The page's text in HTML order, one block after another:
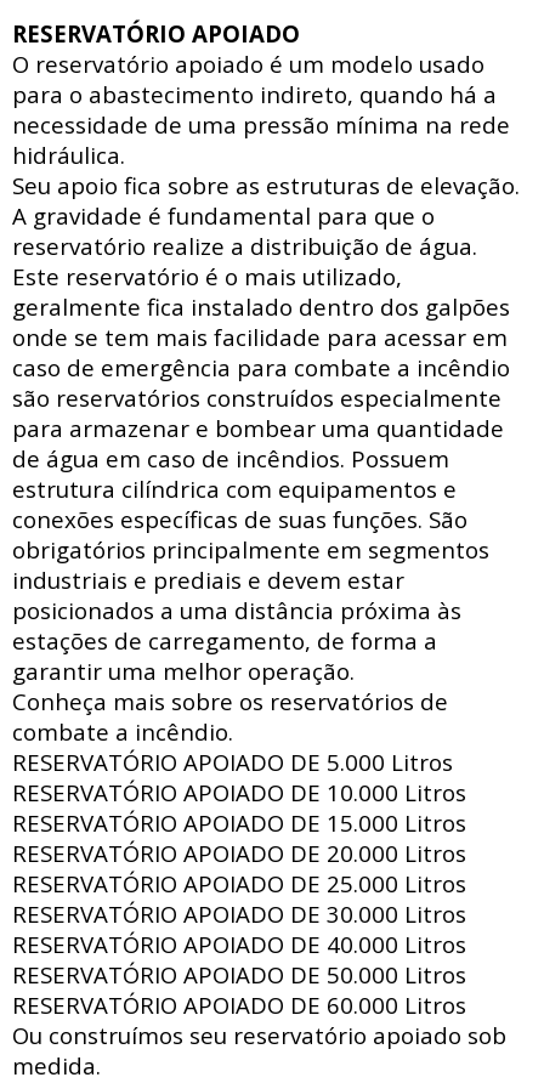
RESERVATÓRIO APOIADO
O reservatório apoiado é um modelo usado
para o abastecimento indireto, quando há a
necessidade de uma pressão mínima na rede
hidráulica.
Seu apoio fica sobre as estruturas de elevação.
A gravidade é fundamental para que o
reservatório realize a distribuição de água.
Este reservatório é o mais utilizado,
geralmente fica instalado dentro dos galpões
onde se tem mais facilidade para acessar em
caso de emergência para combate a incêndio
são reservatórios construídos especialmente
para armazenar e bombear uma quantidade
de água em caso de incêndios. Possuem
estrutura cilíndrica com equipamentos e
conexões específicas de suas funções. São
obrigatórios principalmente em segmentos
industriais e prediais e devem estar
posicionados a uma distância próxima às
estações de carregamento, de forma a
garantir uma melhor operação.
Conheça mais sobre os reservatórios de
combate a incêndio.
RESERVATÓRIO APOIADO DE 5.000 Litros
RESERVATÓRIO APOIADO DE 10.000 Litros
RESERVATÓRIO APOIADO DE 15.000 Litros
RESERVATÓRIO APOIADO DE 20.000 Litros
RESERVATÓRIO APOIADO DE 25.000 Litros
RESERVATÓRIO APOIADO DE 30.000 Litros
RESERVATÓRIO APOIADO DE 40.000 Litros
RESERVATÓRIO APOIADO DE 50.000 Litros
RESERVATÓRIO APOIADO DE 60.000 Litros
Ou construímos seu reservatório apoiado sob
medida.